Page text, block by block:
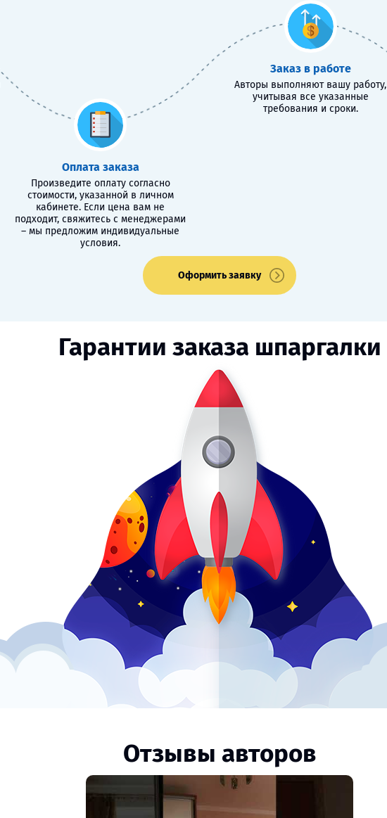
Оплата заказа
Произведите оплату согласно
стоимости, указанной в личном
кабинете. Если цена вам не
подходит, свяжитесь с менеджерами
– мы предложим индивидуальные
условия.
Заказ в работе
Авторы выполняют вашу работу,
учитывая все указанные
требования и сроки.
Оформить заявку
Гарантии заказа шпаргалки
Отзывы авторов